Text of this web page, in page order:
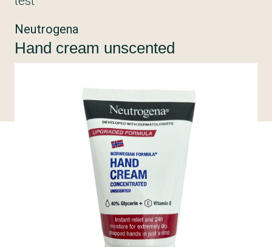
Neutrogena
Hand cream unscented